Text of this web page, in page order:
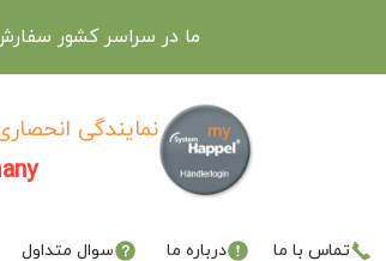
ما در سراسر کشور
نمایندگی
تماس با ما درباره ما سوال متداول